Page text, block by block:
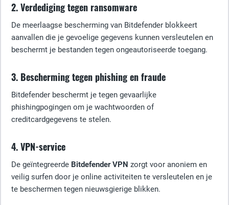
2. Verdediging tegen ransomware
De meerlaagse bescherming van Bitdefender blokkeert
aanvallen die je gevoelige gegevens kunnen versleutelen en
beschermt je bestanden tegen ongeautoriseerde toegang.
3. Bescherming tegen phishing en fraude
Bitdefender beschermt je tegen gevaarlijke
phishingpogingen om je wachtwoorden of
creditcardgegevens te stelen.
4. VPN-service
De geïntegreerde Bitdefender VPN zorgt voor anoniem en
veilig surfen door je online activiteiten te versleutelen en je
te beschermen tegen nieuwsgierige blikken.